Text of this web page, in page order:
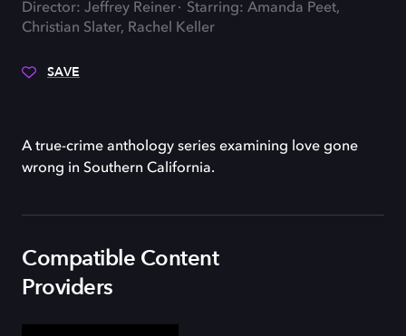
Director: Jeffrey Reiner
Starring: Amanda Peet,
Christian Slater, Rachel Keller
SAVE
A true-crime anthology series examining love gone
wrong in Southern California.
Compatible Content
Providers